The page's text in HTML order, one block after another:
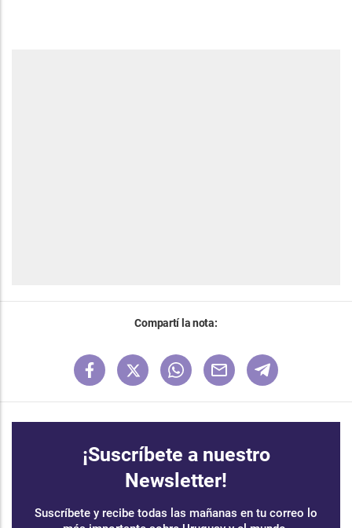
Compartí la nota:
¡Suscríbete a nuestro
Newsletter!
Suscríbete y recibe todas las mañanas en tu correo lo